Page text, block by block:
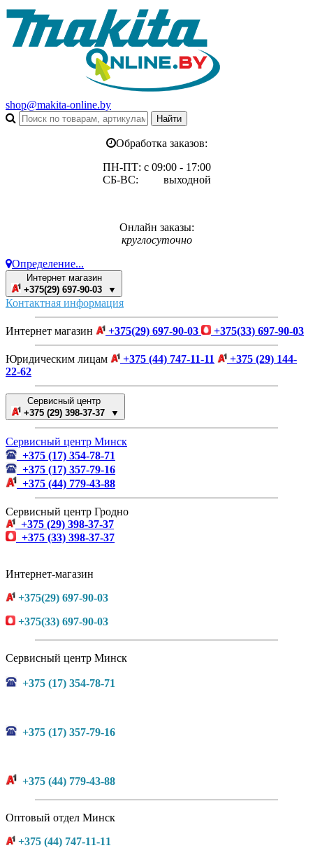
shop@makita-online.by
Обработка заказов:
ПН-ПТ: с 09:00 - 17:00
СБ-ВС: выходной
Онлайн заказы:
круглосуточно
Определение...
Интернет магазин
+375(29) 697-90-03 ▼
Контактная информация
Интернет магазин +375(29) 697-90-03 +375(33) 697-90-03
Юридическим лицам +375 (44) 747-11-11
+375 (29) 144-
22-62
Сервисный центр
+375 (29) 398-37-37 ▼
Сервисный центр Минск
+375 (17) 354-78-71
+375 (17) 357-79-16
+375 (44) 779-43-88
Сервисный центр Гродно
+375 (29) 398-37-37
+375 (33) 398-37-37
Интернет-магазин
+375(29) 697-90-03
+375(33) 697-90-03
Сервисный центр Минск
+375 (17) 354-78-71
+375 (17) 357-79-16
+375 (44) 779-43-88
Оптовый отдел Минск
+375 (44) 747-11-11